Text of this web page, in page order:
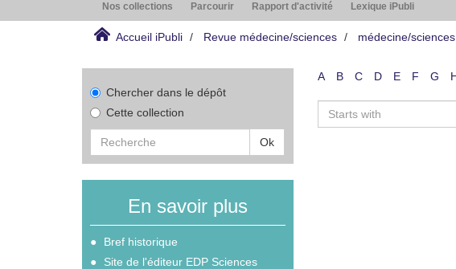
Nos collections Parcourir Rapport d'activité Lexique iPubli
Accueil iPubli Revue médecine/sciences médecine/
Chercher dans le dépôt
Cette collection
Ok
En savoir plus
Bref historique
Site de l'éditeur EDP Sciences
A B C D E F G